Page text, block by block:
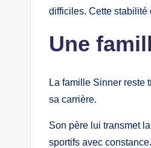
difficiles. Cette stabilité
Une
La famille Sinner reste
sa carrière.
Son père lui transmet
sportifs avec constance.